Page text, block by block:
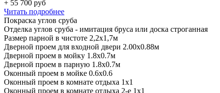
+ 55 700 руб
Читать подробнее
Покраска углов сруба
Отделка углов сруба - имитация бруса или доска строганная
Размер парной в чистоте 2,2х1,7м
Дверной проем для входной двери 2.00х0.88м
Дверной проем в мойку 1.8х0.7м
Дверной проем в парную 1.8х0.7м
Оконный проем в мойке 0.6х0.6
Оконный проем в комнате отдыха 1х1
Оконный проем в комнате отдыха 2-е 1х1